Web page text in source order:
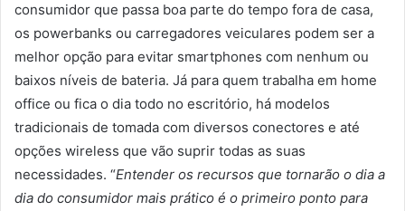
consumidor que passa boa parte do tempo fora de casa,
os powerbanks ou carregadores veiculares podem ser a
melhor opção para evitar smartphones com nenhum ou
baixos níveis de bateria. Já para quem trabalha em home
office ou fica o dia todo no escritório, há modelos
tradicionais de tomada com diversos conectores e até
opções wireless que vão suprir todas as suas
necessidades. “Entender os recursos que tornarão o dia a
dia do consumidor mais prático é o primeiro ponto para